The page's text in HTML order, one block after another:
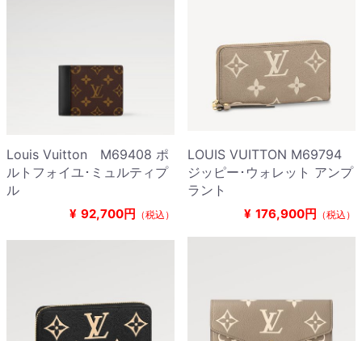
Louis Vuitton M69408 ポ
ルトフォイユ･ミュルティプ
ル
¥ 92,700円 （税込）
LOUIS VUITTON M69794
ジッピー･ウォレット アンプ
ラント
¥ 176,900円 （税込）